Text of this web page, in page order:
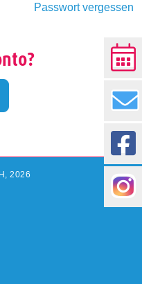
Passwort vergessen
2026